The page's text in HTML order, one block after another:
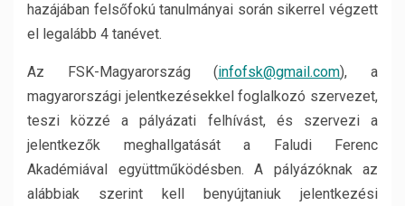
hazájában felsőfokú tanulmányai során sikerrel végzett
el legalább 4 tanévet.
Az FSK-Magyarország (infofsk@gmail.com), a
magyarországi jelentkezésekkel foglalkozó szervezet,
teszi közzé a pályázati felhívást, és szervezi a
jelentkezők meghallgatását a Faludi Ferenc
Akadémiával együttműködésben. A pályázóknak az
alábbiak szerint kell benyújtaniuk jelentkezési